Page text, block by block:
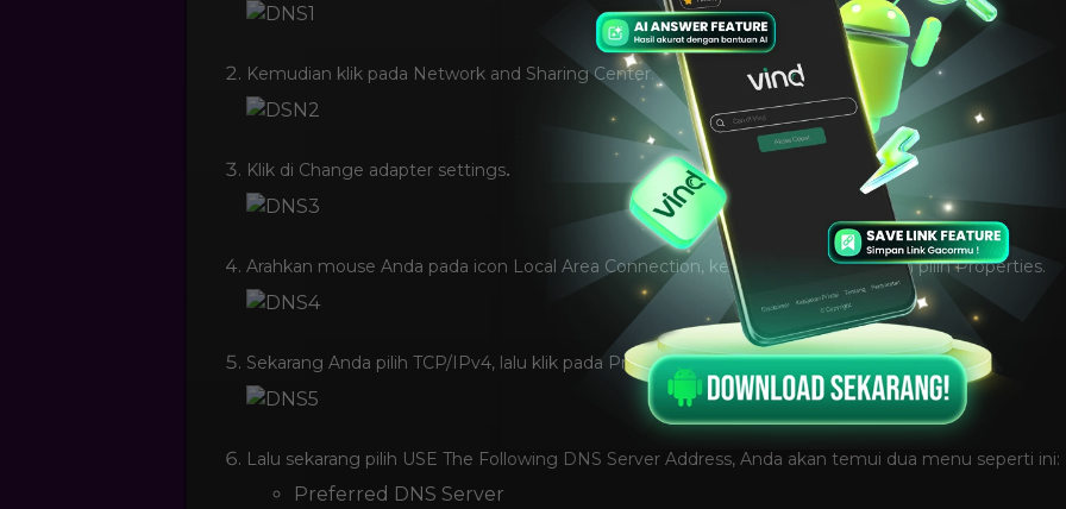
Kemudian klik pada Network and Sharing Center.
Klik di Change adapter settings.
Arahkan mouse Anda pada icon Local Area Connection, kemudian klik kanan dan pilih Properties.
Sekarang Anda pilih TCP/IPv4, lalu klik pada Properties.
Lalu sekarang pilih USE The Following DNS Server Address, Anda akan temui dua menu seperti ini:
Preferred DNS Server